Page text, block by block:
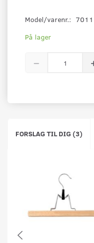
Model/varenr.:
På lager
FORSLAG TIL DIG (3)